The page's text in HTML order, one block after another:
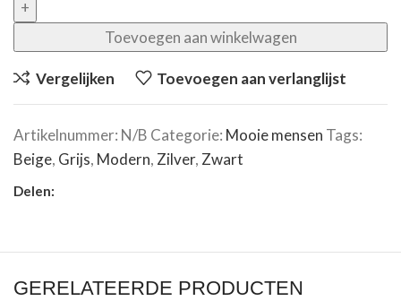
Toevoegen aan winkelwagen
Vergelijken Toevoegen aan verlanglijst
Artikelnummer: N/B Categorie: Mooie mensen Tags:
Beige, Grijs, Modern, Zilver, Zwart
Delen:
GERELATEERDE PRODUCTEN